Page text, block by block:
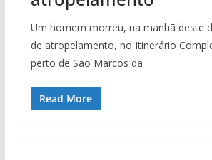
Um homem morreu, na manhã deste
de atropelamento, no Itinerário
perto de São Marcos da
Read More